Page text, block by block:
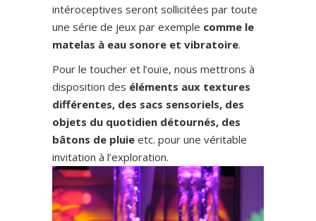
intéroceptives seront sollicitées par toute
une série de jeux par exemple comme le
matelas à eau sonore et vibratoire.
Pour le toucher et l’ouïe, nous mettrons à
disposition des éléments aux textures
différentes, des sacs sensoriels, des
objets du quotidien détournés, des
bâtons de pluie etc. pour une véritable
invitation à l’exploration.